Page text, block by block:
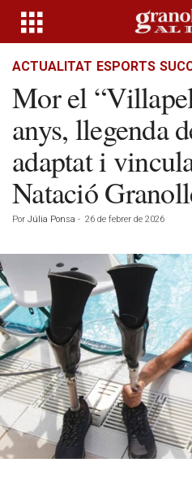
ACTUALITAT ESPORTS
Mor el
anys, llegenda
adaptat i
Natació
Por Júlia Ponsa - 26 de febrer de 2026